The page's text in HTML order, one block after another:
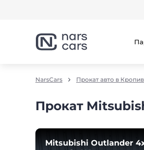
NarsCars Прокат авто в
Прокат
Mitsubishi Outlander